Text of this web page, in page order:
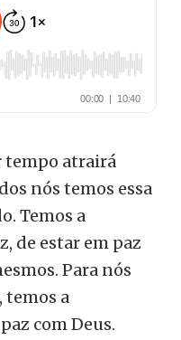
tempo atrairá
nós temos essa
Temos a
de estar em paz
Para nós
a
com Deus.